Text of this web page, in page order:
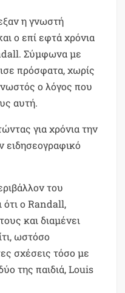
η γνωστή
ο επί εφτά χρόνια
Σύμφωνα με
πρόσφατα, χωρίς
ο λόγος που
αυτή.
για χρόνια την
ειδησεογραφικό
του
ότι ο Randall,
και διαμένει
ωστόσο
σχέσεις τόσο με
της παιδιά, Louis